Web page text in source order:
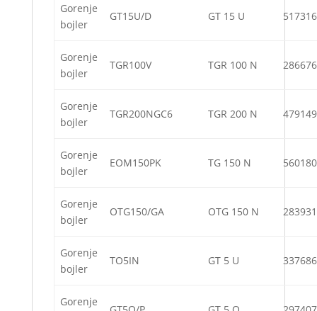
Gorenje
bojler
GT15U/D GT 15 U 517316
Gorenje
bojler
TGR100V TGR 100 N 286676
Gorenje
bojler
TGR200NGC6 TGR 200 N 479149
Gorenje
bojler
EOM150PK TG 150 N 560180
Gorenje
bojler
OTG150/GA OTG 150 N 283931
Gorenje
bojler
TO5IN GT 5 U 337686
Gorenje